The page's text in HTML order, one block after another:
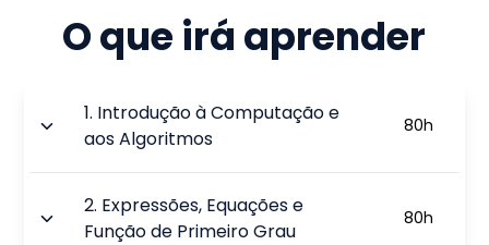
O que irá aprender
1. Introdução à Computação e
aos Algoritmos
80h
2. Expressões, Equações e
Função de Primeiro Grau
80h